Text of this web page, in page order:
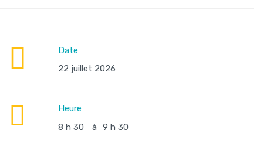
Date
22 juillet 2026
Heure
8 h 30
à 9 h 30